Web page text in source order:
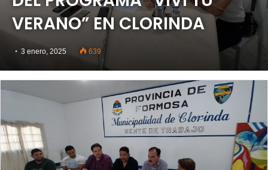
VERANO” EN CLORINDA
3 enero, 2025 639